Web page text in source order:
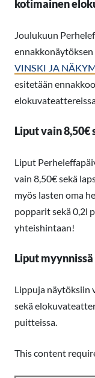
kotimainen
Joulukuun
VINSKI JA
esitetään
Liput vain
Liput
vain 8,50€ sekä
myös lasten oma
popparit sekä 0,2l
yhteishintaan!
Liput
Lippuja näytöksiin
sekä
puitteissa.
This content